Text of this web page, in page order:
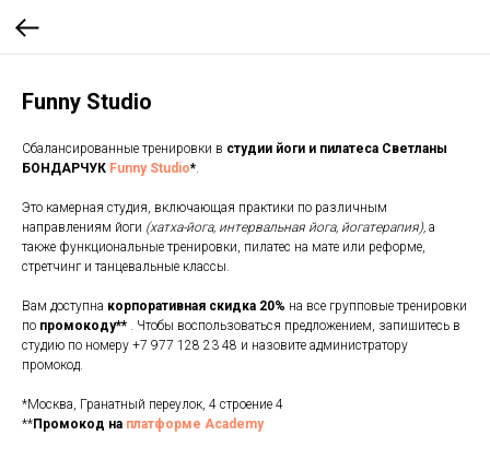
Funny Studio
Cбалансированные тренировки в студии йоги и пилатеса Светланы
БОНДАРЧУК Funny Studio*.
Это камерная студия, включающая практики по различным
направлениям йоги (хатха-йога, интервальная йога, йогатерапия), а
также функциональные тренировки, пилатес на мате или реформе,
стретчинг и танцевальные классы.
Вам доступна корпоративная скидка 20% на все групповые тренировки
по промокоду** . Чтобы воспользоваться предложением, запишитесь в
студию по номеру +7 977 128 23 48 и назовите администратору
промокод.
*Москва, Гранатный переулок, 4 строение 4
**Промокод на платформе Academy